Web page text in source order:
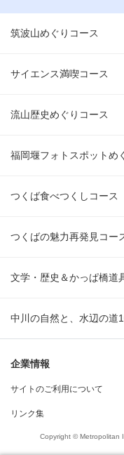
筑波山めぐりコース
サイエンス満喫コース
流山歴史めぐりコース
福岡堰フォトスポットめ
つくば食べつくしコース
つくばの魅力再発見コー
文学・歴史＆かっぱ橋道
中川の自然と、水辺の道
企業情報
サイトのご利用について
リンク集
Copyright © Metropolitan